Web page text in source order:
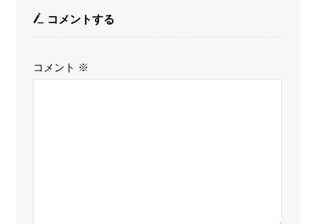
コメントする
コメント ※